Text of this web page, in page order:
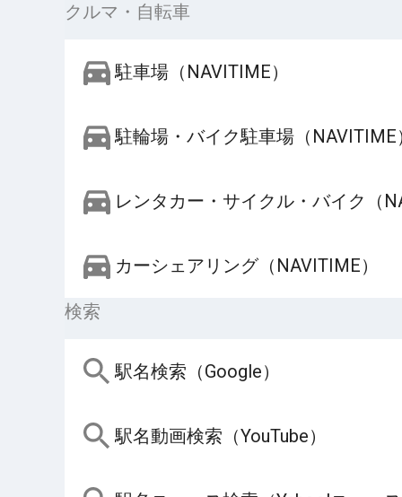
クルマ・自転車
駐車場（NAVITIME）
駐輪場・バイク駐車場（NAVITIME
レンタカー・サイクル・バイク（
カーシェアリング（NAVITIME）
検索
駅名検索（Google）
駅名動画検索（YouTube）